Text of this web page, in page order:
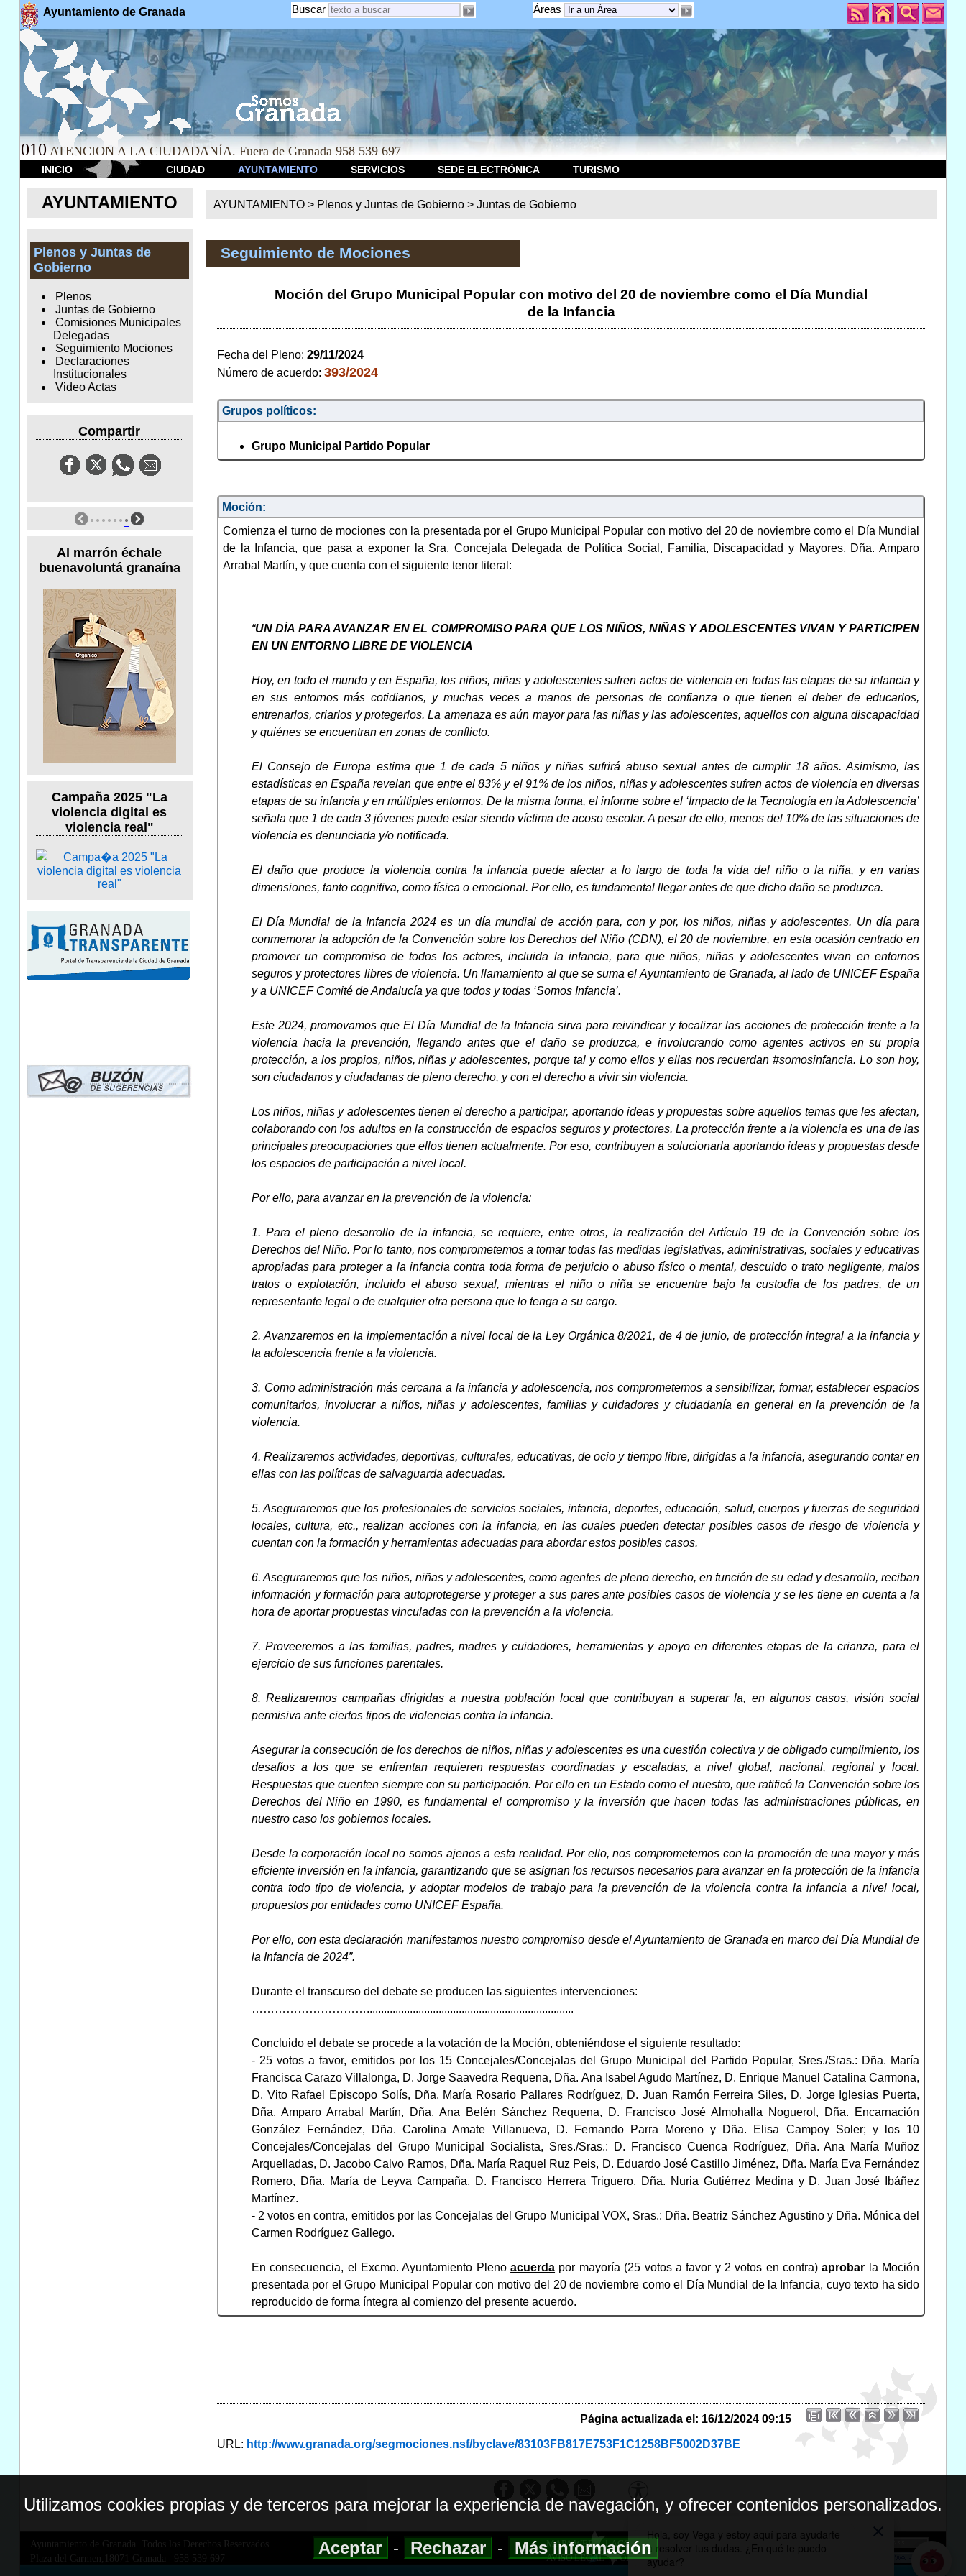
Ayuntamiento de Granada Áreas
Buscar
010 ATENCION A LA CIUDADANÍA. Fuera de Granada 958 539 697
INICIO CIUDAD AYUNTAMIENTO SERVICIOS SEDE ELECTRÓNICA TURISMO
AYUNTAMIENTO
Plenos y Juntas de
Gobierno
Plenos
Juntas de Gobierno
Comisiones Municipales
Delegadas
Seguimiento Mociones
Declaraciones
Institucionales
Video Actas
Compartir
Al marrón échale
buenavoluntá granaína
Campaña 2025 "La
violencia digital es
violencia real"
AYUNTAMIENTO > Plenos y Juntas de Gobierno >Juntas de Gobierno
Seguimiento de Mociones
Moción del Grupo Municipal Popular con motivo del 20 de noviembre como el Día Mundial
de la Infancia
Fecha del Pleno: 29/11/2024
Número de acuerdo: 393/2024
Grupos políticos:
Grupo Municipal Partido Popular
Moción:
Comienza el turno de mociones con la presentada por el Grupo Municipal Popular con motivo del 20 de noviembre como el Día Mundial
de la Infancia, que pasa a exponer la Sra. Concejala Delegada de Política Social, Familia, Discapacidad y Mayores, Dña. Amparo
Arrabal Martín, y que cuenta con el siguiente tenor literal:
“UN DÍA PARA AVANZAR EN EL COMPROMISO PARA QUE LOS NIÑOS, NIÑAS Y ADOLESCENTES VIVAN Y PARTICIPEN
EN UN ENTORNO LIBRE DE VIOLENCIA
Hoy, en todo el mundo y en España, los niños, niñas y adolescentes sufren actos de violencia en todas las etapas de su infancia y
en sus entornos más cotidianos, y muchas veces a manos de personas de confianza o que tienen el deber de educarlos,
entrenarlos, criarlos y protegerlos. La amenaza es aún mayor para las niñas y las adolescentes, aquellos con alguna discapacidad
y quiénes se encuentran en zonas de conflicto.
El Consejo de Europa estima que 1 de cada 5 niños y niñas sufrirá abuso sexual antes de cumplir 18 años. Asimismo, las
estadísticas en España revelan que entre el 83% y el 91% de los niños, niñas y adolescentes sufren actos de violencia en diversas
etapas de su infancia y en múltiples entornos. De la misma forma, el informe sobre el ‘Impacto de la Tecnología en la Adolescencia’
señala que 1 de cada 3 jóvenes puede estar siendo víctima de acoso escolar. A pesar de ello, menos del 10% de las situaciones de
violencia es denunciada y/o notificada.
El daño que produce la violencia contra la infancia puede afectar a lo largo de toda la vida del niño o la niña, y en varias
dimensiones, tanto cognitiva, como física o emocional. Por ello, es fundamental llegar antes de que dicho daño se produzca.
El Día Mundial de la Infancia 2024 es un día mundial de acción para, con y por, los niños, niñas y adolescentes. Un día para
conmemorar la adopción de la Convención sobre los Derechos del Niño (CDN), el 20 de noviembre, en esta ocasión centrado en
promover un compromiso de todos los actores, incluida la infancia, para que niños, niñas y adolescentes vivan en entornos
seguros y protectores libres de violencia. Un llamamiento al que se suma el Ayuntamiento de Granada, al lado de UNICEF España
y a UNICEF Comité de Andalucía ya que todos y todas ‘Somos Infancia’.
Este 2024, promovamos que El Día Mundial de la Infancia sirva para reivindicar y focalizar las acciones de protección frente a la
violencia hacia la prevención, llegando antes que el daño se produzca, e involucrando como agentes activos en su propia
protección, a los propios, niños, niñas y adolescentes, porque tal y como ellos y ellas nos recuerdan #somosinfancia. Lo son hoy,
son ciudadanos y ciudadanas de pleno derecho, y con el derecho a vivir sin violencia.
Los niños, niñas y adolescentes tienen el derecho a participar, aportando ideas y propuestas sobre aquellos temas que les afectan,
colaborando con los adultos en la construcción de espacios seguros y protectores. La protección frente a la violencia es una de las
principales preocupaciones que ellos tienen actualmente. Por eso, contribuyen a solucionarla aportando ideas y propuestas desde
los espacios de participación a nivel local.
Por ello, para avanzar en la prevención de la violencia:
1. Para el pleno desarrollo de la infancia, se requiere, entre otros, la realización del Artículo 19 de la Convención sobre los
Derechos del Niño. Por lo tanto, nos comprometemos a tomar todas las medidas legislativas, administrativas, sociales y educativas
apropiadas para proteger a la infancia contra toda forma de perjuicio o abuso físico o mental, descuido o trato negligente, malos
tratos o explotación, incluido el abuso sexual, mientras el niño o niña se encuentre bajo la custodia de los padres, de un
representante legal o de cualquier otra persona que lo tenga a su cargo.
2. Avanzaremos en la implementación a nivel local de la Ley Orgánica 8/2021, de 4 de junio, de protección integral a la infancia y
la adolescencia frente a la violencia.
3. Como administración más cercana a la infancia y adolescencia, nos comprometemos a sensibilizar, formar, establecer espacios
comunitarios, involucrar a niños, niñas y adolescentes, familias y cuidadores y ciudadanía en general en la prevención de la
violencia.
4. Realizaremos actividades, deportivas, culturales, educativas, de ocio y tiempo libre, dirigidas a la infancia, asegurando contar en
ellas con las políticas de salvaguarda adecuadas.
5. Aseguraremos que los profesionales de servicios sociales, infancia, deportes, educación, salud, cuerpos y fuerzas de seguridad
locales, cultura, etc., realizan acciones con la infancia, en las cuales pueden detectar posibles casos de riesgo de violencia y
cuentan con la formación y herramientas adecuadas para abordar estos posibles casos.
6. Aseguraremos que los niños, niñas y adolescentes, como agentes de pleno derecho, en función de su edad y desarrollo, reciban
información y formación para autoprotegerse y proteger a sus pares ante posibles casos de violencia y se les tiene en cuenta a la
hora de aportar propuestas vinculadas con la prevención a la violencia.
7. Proveeremos a las familias, padres, madres y cuidadores, herramientas y apoyo en diferentes etapas de la crianza, para el
ejercicio de sus funciones parentales.
8. Realizaremos campañas dirigidas a nuestra población local que contribuyan a superar la, en algunos casos, visión social
permisiva ante ciertos tipos de violencias contra la infancia.
Asegurar la consecución de los derechos de niños, niñas y adolescentes es una cuestión colectiva y de obligado cumplimiento, los
desafíos a los que se enfrentan requieren respuestas coordinadas y escaladas, a nivel global, nacional, regional y local.
Respuestas que cuenten siempre con su participación. Por ello en un Estado como el nuestro, que ratificó la Convención sobre los
Derechos del Niño en 1990, es fundamental el compromiso y la inversión que hacen todas las administraciones públicas, en
nuestro caso los gobiernos locales.
Desde la corporación local no somos ajenos a esta realidad. Por ello, nos comprometemos con la promoción de una mayor y más
eficiente inversión en la infancia, garantizando que se asignan los recursos necesarios para avanzar en la protección de la infancia
contra todo tipo de violencia, y adoptar modelos de trabajo para la prevención de la violencia contra la infancia a nivel local,
propuestos por entidades como UNICEF España.
Por ello, con esta declaración manifestamos nuestro compromiso desde el Ayuntamiento de Granada en marco del Día Mundial de
la Infancia de 2024”.
Durante el transcurso del debate se producen las siguientes intervenciones:
…………………………........................................................................
Concluido el debate se procede a la votación de la Moción, obteniéndose el siguiente resultado:
- 25 votos a favor, emitidos por los 15 Concejales/Concejalas del Grupo Municipal del Partido Popular, Sres./Sras.: Dña. María
Francisca Carazo Villalonga, D. Jorge Saavedra Requena, Dña. Ana Isabel Agudo Martínez, D. Enrique Manuel Catalina Carmona,
D. Vito Rafael Episcopo Solís, Dña. María Rosario Pallares Rodríguez, D. Juan Ramón Ferreira Siles, D. Jorge Iglesias Puerta,
Dña. Amparo Arrabal Martín, Dña. Ana Belén Sánchez Requena, D. Francisco José Almohalla Noguerol, Dña. Encarnación
González Fernández, Dña. Carolina Amate Villanueva, D. Fernando Parra Moreno y Dña. Elisa Campoy Soler; y los 10
Concejales/Concejalas del Grupo Municipal Socialista, Sres./Sras.: D. Francisco Cuenca Rodríguez, Dña. Ana María Muñoz
Arquelladas, D. Jacobo Calvo Ramos, Dña. María Raquel Ruz Peis, D. Eduardo José Castillo Jiménez, Dña. María Eva Fernández
Romero, Dña. María de Leyva Campaña, D. Francisco Herrera Triguero, Dña. Nuria Gutiérrez Medina y D. Juan José Ibáñez
Martínez.
- 2 votos en contra, emitidos por las Concejalas del Grupo Municipal VOX, Sras.: Dña. Beatriz Sánchez Agustino y Dña. Mónica del
Carmen Rodríguez Gallego.
En consecuencia, el Excmo. Ayuntamiento Plenoacuerda por mayoría (25 votos a favor y 2 votos en contra)aprobar la Moción
presentada por el Grupo Municipal Popular con motivo del 20 de noviembre como el Día Mundial de la Infancia, cuyo texto ha sido
reproducido de forma íntegra al comienzo del presente acuerdo.
Página actualizada el: 16/12/2024 09:15
URL: http://www.granada.org/segmociones.nsf/byclave/83103FB817E753F1C1258BF5002D37BE
Ayuntamiento de Granada. Todos los Derechos Reservados.
Plaza del Carmen,18071 Granada
958 539 697
MAPA WEB|ACCESIBILIDAD
AVISO LEGAL|POLITICA DE PRIVACIDAD
Utilizamos cookies propias y de terceros para mejorar la experiencia de navegación, y ofrecer contenidos personalizados.
Aceptar - Rechazar - Más información